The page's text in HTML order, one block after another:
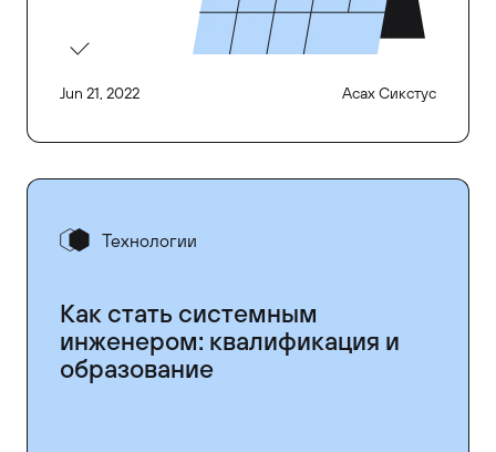
Jun 21, 2022 Асах Сикстус
Технологии
Как стать системным
инженером: квалификация и
образование